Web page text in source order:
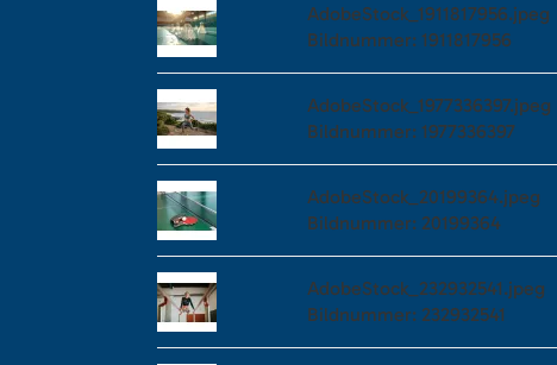
AdobeStock_1911817956.jpeg
Bildnummer: 1911817956
AdobeStock_1977336397.jpeg
Bildnummer: 1977336397
AdobeStock_20199364.jpeg
Bildnummer: 20199364
AdobeStock_232932541.jpeg
Bildnummer: 232932541